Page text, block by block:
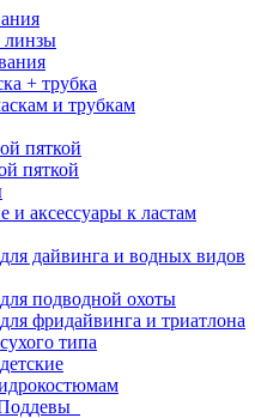
линзы
+ трубка
и трубкам
пяткой
пяткой
аксессуары к ластам
дайвинга и водных видов
подводной охоты
фридайвинга и триатлона
типа